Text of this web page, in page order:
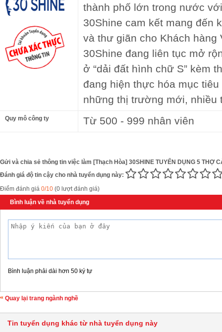
thành phố lớn trong nước
30Shine cam kết mang đến
và thư giãn cho Khách hàng
30Shine đang liên tục mở
ở “dải đất hình chữ S” kèm
đang hiện thực hóa mục
những thị trường mới, nhiều
Quy mô công ty Từ 500 - 999 nhân viên
Gửi và chia sẻ thông tin việc làm [Thạch Hòa] 30SHINE TUYỂN DỤNG 5 THỢ
Đánh giá độ tin cậy cho nhà tuyển dụng này:
Điểm đánh giá 0/10 (0 lượt đánh giá)
Bình luận về nhà tuyển dụng
Bình luận phải dài hơn 50 ký tự
Quay lại trang ngành nghề
Tin tuyển dụng khác từ nhà tuyển dụng này